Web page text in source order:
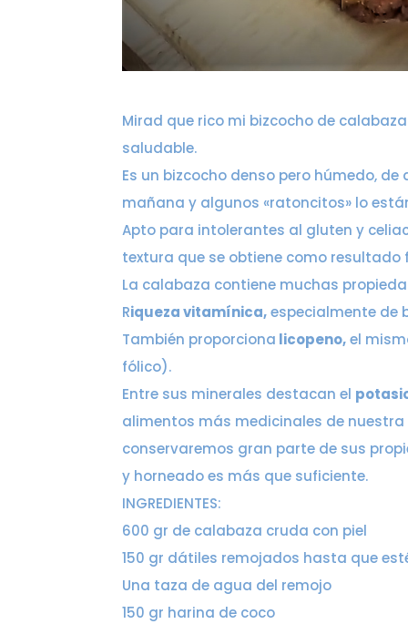
Mirad que rico mi bizcocho de
saludable.
Es un bizcocho denso pero húmedo,
mañana y algunos «ratoncitos» lo
Apto para intolerantes al gluten y
textura que se obtiene como resultado
La calabaza contiene muchas
Riqueza vitamínica,especialmente de
También proporciona licopeno,el
fólico).
Entre sus minerales destacan el
alimentos más medicinales de
conservaremos gran parte de sus
y horneado es más que suficiente.
INGREDIENTES:
600 gr de calabaza cruda con piel
150 gr dátiles remojados hasta que
Una taza de agua del remojo
150 gr harina de coco